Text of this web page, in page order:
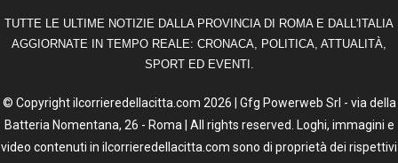
TUTTE LE ULTIME NOTIZIE DALLA PROVINCIA DI ROMA E DALL'ITALIA
AGGIORNATE IN TEMPO REALE: CRONACA, POLITICA, ATTUALITÀ,
SPORT ED EVENTI.
© Copyright ilcorrieredellacitta.com 2026 | Gfg Powerweb Srl - via della
Batteria Nomentana, 26 - Roma | All rights reserved. Loghi, immagini e
video contenuti in ilcorrieredellacitta.com sono di proprietà dei rispettivi